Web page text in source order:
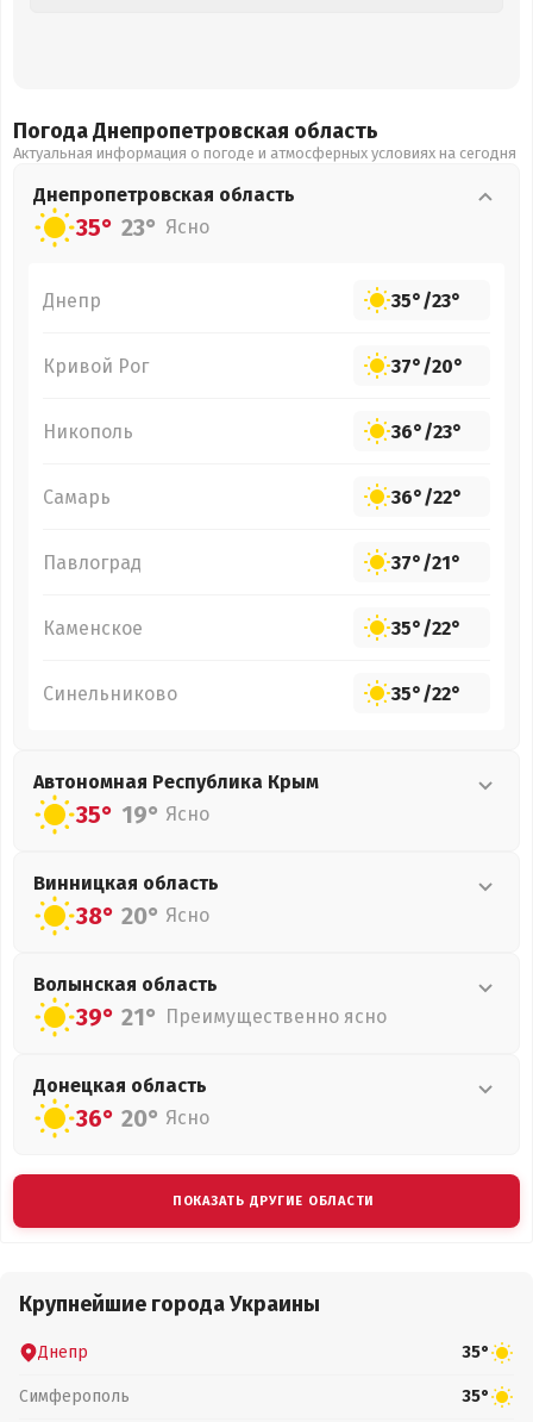
Погода Днепропетровская область
Актуальная информация о погоде и атмосферных условиях на сегодня
Днепропетровская область
35° 23° Ясно
Днепр 35°/23°
Кривой Рог 37°/20°
Никополь 36°/23°
Самарь 36°/22°
Павлоград 37°/21°
Каменское 35°/22°
Синельниково 35°/22°
Автономная Республика Крым
35° 19° Ясно
Винницкая область
38° 20° Ясно
Волынская область
39° 21° Преимущественно ясно
Донецкая область
36° 20° Ясно
ПОКАЗАТЬ ДРУГИЕ ОБЛАСТИ
Крупнейшие города Украины
Днепр 35°
Симферополь 35°